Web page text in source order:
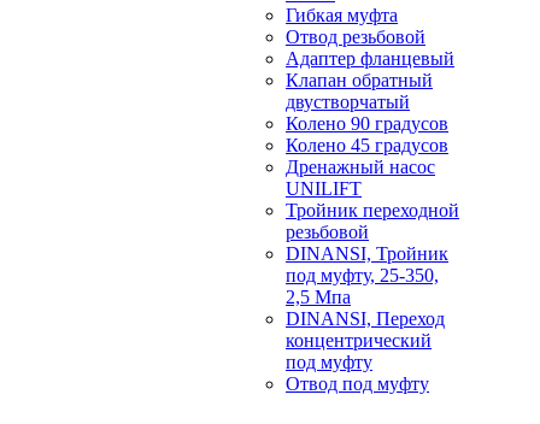
Гибкая муфта
Отвод резьбовой
Адаптер фланцевый
Клапан обратный
двустворчатый
Колено 90 градусов
Колено 45 градусов
Дренажный насос
UNILIFT
Тройник переходной
резьбовой
DINANSI, Тройник
под муфту, 25-350,
2,5 Мпа
DINANSI, Переход
концентрический
под муфту
Отвод под муфту